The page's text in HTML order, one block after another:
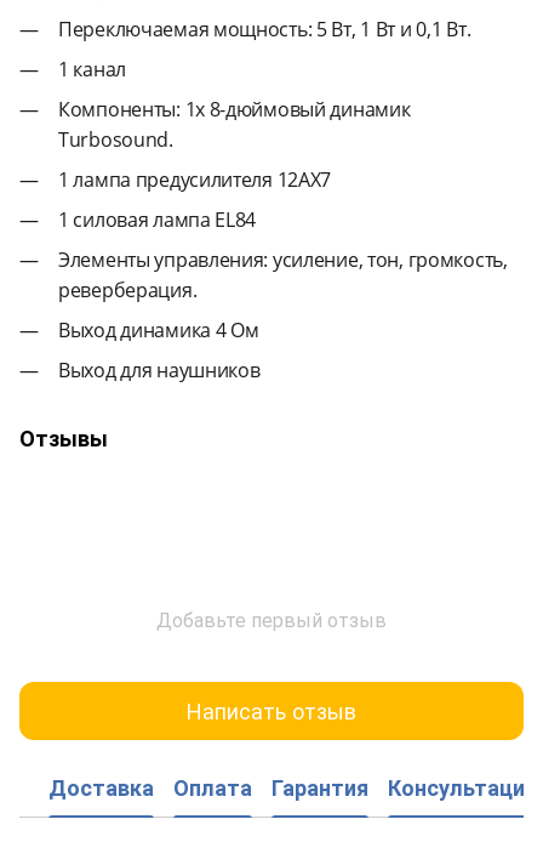
Переключаемая мощность: 5 Вт, 1 Вт и 0,1 Вт.
1 канал
Компоненты: 1x 8-дюймовый динамик
Turbosound.
1 лампа предусилителя 12AX7
1 силовая лампа EL84
Элементы управления: усиление, тон, громкость,
реверберация.
Выход динамика 4 Ом
Выход для наушников
Отзывы
Добавьте первый отзыв
Написать отзыв
Доставка Оплата Гарантия Консультация